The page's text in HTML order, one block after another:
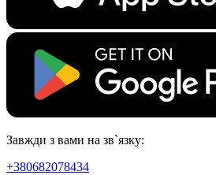
Завжди з вами на зв`язку:
+380682078434